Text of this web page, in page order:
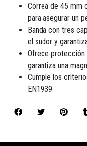
Correa de 45 mm
para asegurar un
Banda con tres
el sudor y
Ofrece protección
garantiza una
Cumple los
EN1939